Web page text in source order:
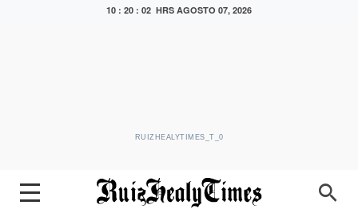
10 : 20 : 03 HRS AGOSTO 07, 2026
RUIZHEALYTIMES_T_0